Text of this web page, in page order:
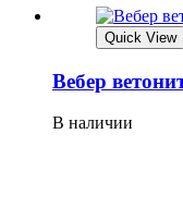
Quick View
Вебер
В наличии